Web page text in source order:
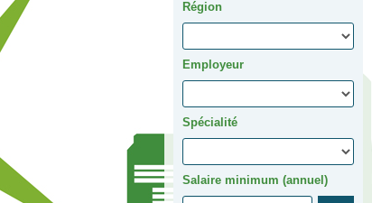
Région
Employeur
Spécialité
Salaire minimum (annuel)